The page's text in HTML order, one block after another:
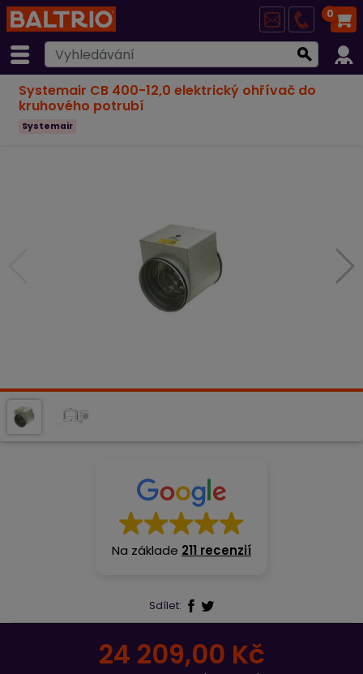
0
Systemair CB 400-12,0 elektrický ohřívač do
kruhového potrubí
Systemair
Sdílet:
24 209,00 Kč
Na základe 211 recenzií